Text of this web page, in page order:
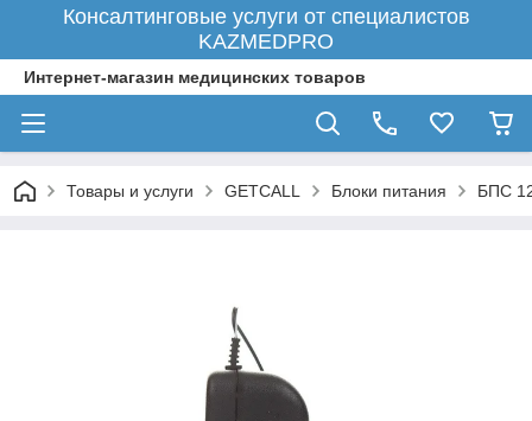
Консалтинговые услуги от специалистов
KAZMEDPRO
Интернет-магазин медицинских товаров
Товары и услуги GETCALL Блоки питания БПС